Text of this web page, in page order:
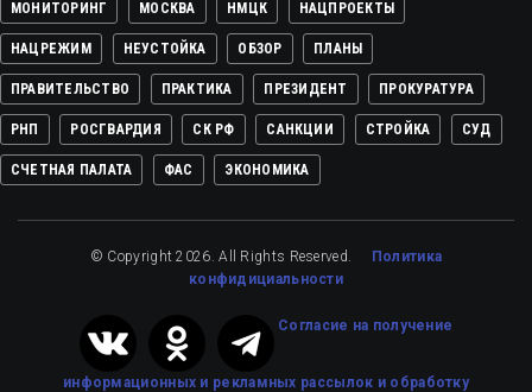
МОНИТОРИНГ МОСКВА НМЦК НАЦПРОЕКТЫ
НАЦРЕЖИМ НЕУСТОЙКА ОБЗОР ПЛАНЫ
ПРАВИТЕЛЬСТВО ПРАКТИКА ПРЕЗИДЕНТ ПРОКУРАТУРА
РНП РОСГВАРДИЯ СК РФ САНКЦИИ СТРОЙКА СУД
СЧЕТНАЯ ПАЛАТА ФАС ЭКОНОМИКА
© Copyright 2026. All Rights Reserved. Политика
конфидициальности
Cогласие на получение
информационных и рекламных рассылок и обработку